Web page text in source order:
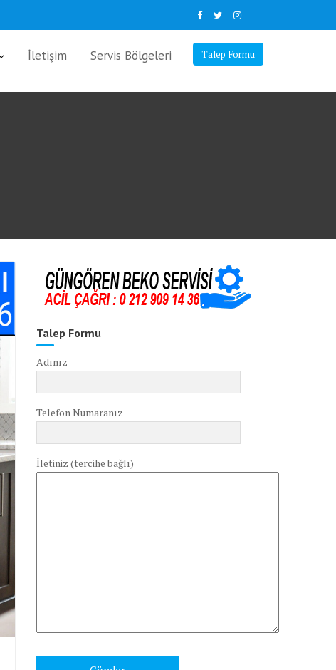
Talep Formu
İletişim Servis Bölgeleri
Talep Formu
Adınız
Telefon Numaranız
İletiniz (tercihe bağlı)